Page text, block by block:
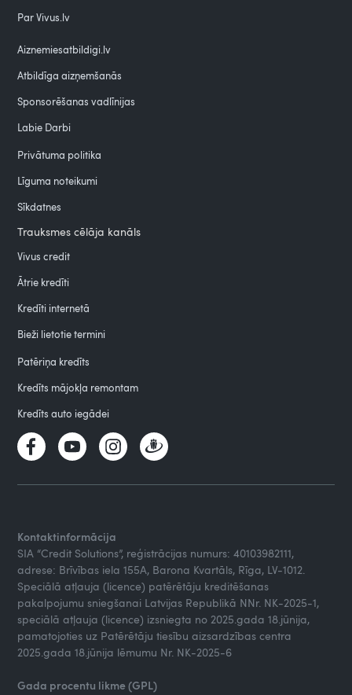
Par Vivus.lv
Aiznemiesatbildigi.lv
Atbildīga aizņemšanās
Sponsorēšanas vadlīnijas
Labie Darbi
Privātuma politika
Līguma noteikumi
Sīkdatnes
Trauksmes cēlāja kanāls
Vivus credit
Ātrie kredīti
Kredīti internetā
Bieži lietotie termini
Patēriņa kredīts
Kredīts mājokļa remontam
Kredīts auto iegādei
Kontaktinformācija
SIA “Credit Solutions”, reģistrācijas numurs: 40103982111,
adrese: Brīvības iela 155A, Barona Kvartāls, Rīga, LV-1012.
Speciālā atļauja (licence) patērētāju kreditēšanas
pakalpojumu sniegšanai Latvijas Republikā NNr. NK-2025-1,
speciālā atļauja (licence) izsniegta no 2025.gada 18.jūnija,
pamatojoties uz Patērētāju tiesību aizsardzības centra
2025.gada 18.jūnija lēmumu Nr. NK-2025-6
Gada procentu likme (GPL)